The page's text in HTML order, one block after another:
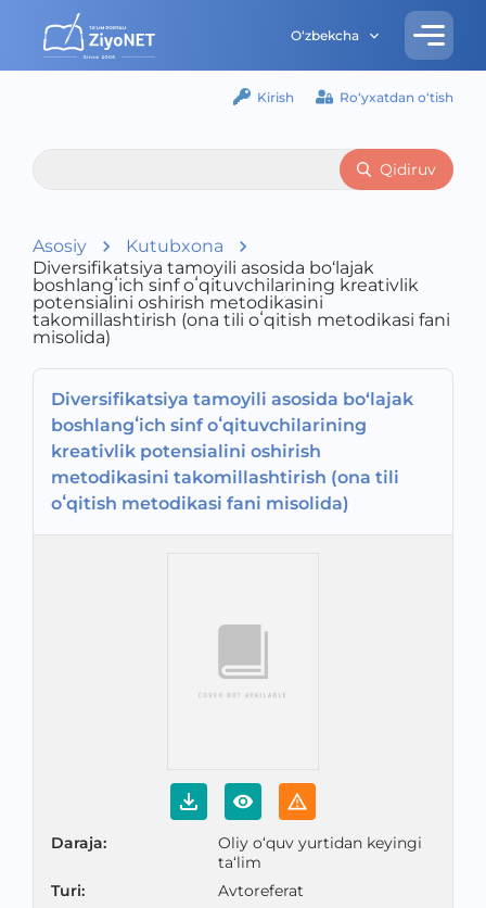
O‘zbekcha
Kirish Ro‘yxatdan o‘tish
Qidiruv
Asosiy
Kutubxona
Diversifikatsiya tamoyili asosida bo‘lajak
boshlangʻich sinf oʻqituvchilarining kreativlik
potensialini oshirish metodikasini
takomillashtirish (ona tili oʻqitish metodikasi fani
misolida)
Diversifikatsiya tamoyili asosida bo‘lajak
boshlangʻich sinf oʻqituvchilarining
kreativlik potensialini oshirish
metodikasini takomillashtirish (ona tili
oʻqitish metodikasi fani misolida)
Daraja:
Oliy o‘quv yurtidan keyingi
ta‘lim
Turi:
Avtoreferat